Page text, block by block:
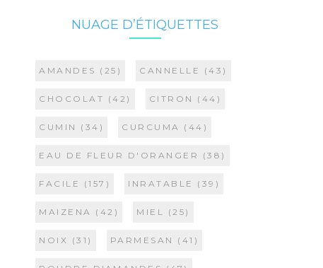
NUAGE D’ÉTIQUETTES
AMANDES (25) CANNELLE (43)
CHOCOLAT (42) CITRON (44)
CUMIN (34) CURCUMA (44)
EAU DE FLEUR D'ORANGER (38)
FACILE (157) INRATABLE (39)
MAIZENA (42) MIEL (25)
NOIX (31) PARMESAN (41)